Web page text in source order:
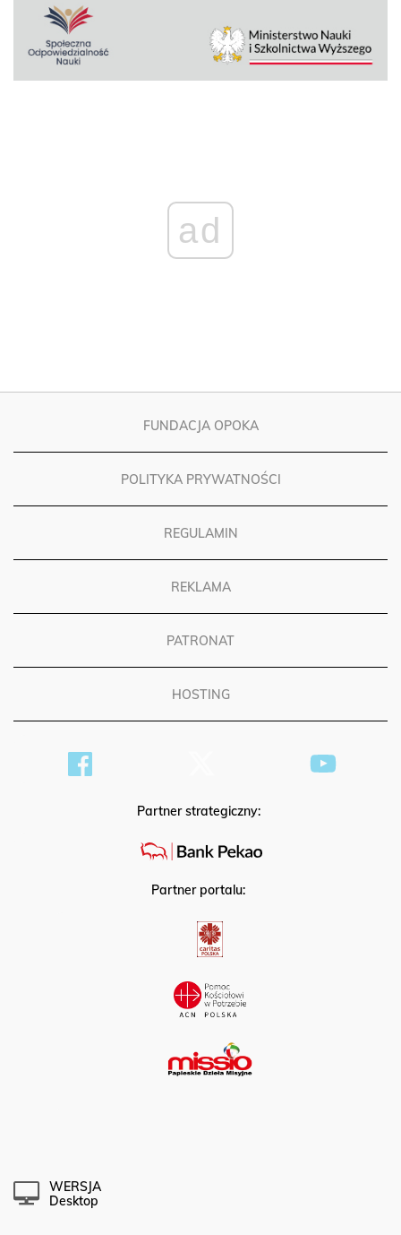
ad
FUNDACJA OPOKA
POLITYKA PRYWATNOŚCI
REGULAMIN
REKLAMA
PATRONAT
HOSTING
Partner strategiczny:
Partner portalu:
WERSJA
Desktop